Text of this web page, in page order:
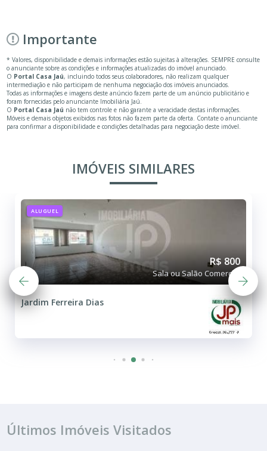
Importante
* Valores, disponibilidade e demais informações estão sujeitas à alterações. SEMPRE consulte
o anunciante sobre as condições e informações atualizadas do imóvel anunciado.
O Portal Casa Jaú, incluindo todos seus colaboradores, não realizam qualquer
intermediação e não participam de nenhuma negociação dos imóveis anunciados.
Todas as informações e imagens deste anúncio fazem parte de um anúncio publicitário e
foram fornecidas pelo anunciante Imobiliária Jaú.
O Portal Casa Jaú não tem controle e não garante a veracidade destas informações.
Móveis e demais objetos exibidos nas fotos não fazem parte da oferta. Contate o anunciante
para confirmar a disponibilidade e condições detalhadas para negociação deste imóvel.
IMÓVEIS SIMILARES
ALUGUEL
R$ 800
Sala ou Salão Comercial
Jardim Ferreira Dias
Últimos Imóveis Visitados